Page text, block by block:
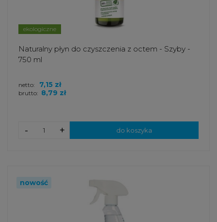
ekologiczne
Naturalny płyn do czyszczenia z octem - Szyby -
750 ml
brutto: 8,79 zł
netto: 7,15 zł
+
- do koszyka
nowość